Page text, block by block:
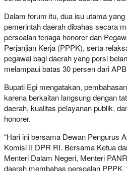
Dalam forum itu, dua isu utama
pemerintah daerah dibahas secara
persoalan tenaga honorer dan
Perjanjian Kerja (PPPK), serta
pegawai bagi daerah yang porsi
melampaui batas 30 persen dari
Bupati Egi mengatakan,
karena berkaitan langsung dengan
daerah, kualitas pelayanan publik,
honorer.
“Hari ini bersama Dewan Pengurus
Komisi II DPR RI. Bersama Ketua
Menteri Dalam Negeri, Menteri
daerah membahas persoalan PPPK,